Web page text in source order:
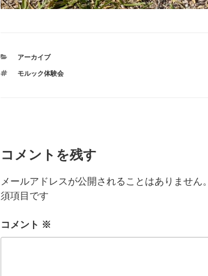
カ
ゴ
アーカイブ
タ
モルック体験会
コメントを残す
メールアドレスが公開されることはありません。
須項目です
コメント ※